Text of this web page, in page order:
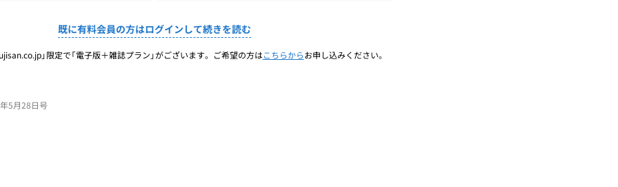
既に有料会員の方はログインして続きを読む
」限定で「電子版＋雑誌プラン」がございます。ご希望の方はこちらからお申し込みください。
5月28日号